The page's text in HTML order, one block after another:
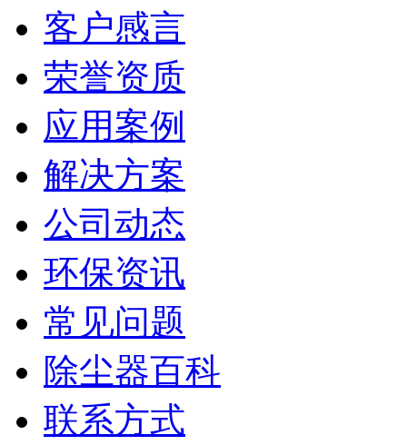
客户感言
荣誉资质
应用案例
解决方案
公司动态
环保资讯
常见问题
除尘器百科
联系方式